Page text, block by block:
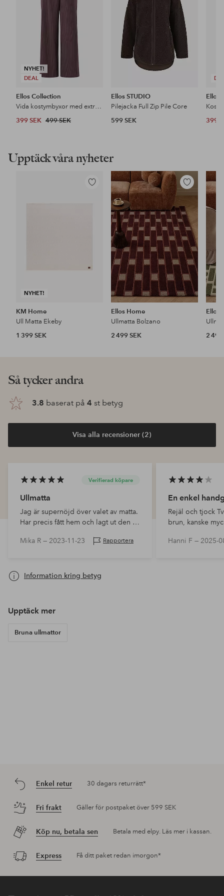
NYHET!
DEAL
Ellos Collection
Vida kostymbyxor med extra hög midja
399 SEK 499 SEK
Ellos STUDIO
Pilejacka Full Zip Pile Core
599 SEK
Ellos
399
Upptäck våra nyheter
NYHET!
Lägg
KM Home
Ull Matta Ekeby
1 399 SEK
Lägg
till
i
favoriter
Ellos Home
Ullmatta Bolzano
2 499 SEK
Ellos
2 499
Så tycker andra
3.8 baserat på 4 st betyg
Visa alla recensioner (2)
Verifierad köpare
Ullmatta
Jag är supernöjd över valet av matta.
Har precis fått hem och lagt ut den så
bort så får se hur det går sen🙂
Mika R — 2023-11-23 Rapportera
En enkel
Rejäl och tjock Tveksam om den är
brun, kanske
Hanni F — 2025-
Information kring betyg
Upptäck mer
Bruna ullmattor
Enkel retur 30 dagars returrätt*
Fri frakt Gäller för postpaket över 599 SEK
Köp nu, betala sen Betala med elpy. Läs mer i kassan.
Express Få ditt paket redan imorgon*